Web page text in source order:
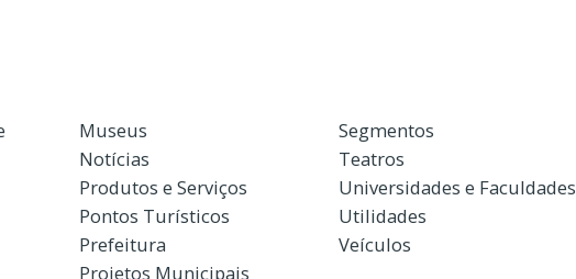
Museus
Notícias
Produtos e Serviços
Pontos Turísticos
Prefeitura
Projetos Municipais
Segmentos
Teatros
Universidades e Faculdades
Utilidades
Veículos